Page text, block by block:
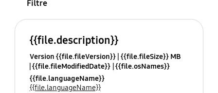
Filtre
{{file.description}}
Version {{file.fileVersion}} {{file.fileSize}} MB
{{file.fileModifiedDate}} {{file.osNames}}
{{file.languageName}}
{{file.languageName}}